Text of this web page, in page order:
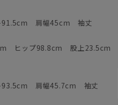
91.5cm 肩幅45cm 袖丈
ヒップ98.8cm 股上23.5cm
93.5cm 肩幅45.7cm 袖丈